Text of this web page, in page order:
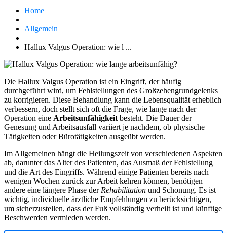
Home
Allgemein
Hallux Valgus Operation: wie l ...
Die Hallux Valgus Operation ist ein Eingriff, der häufig
durchgeführt wird, um Fehlstellungen des Großzehengrundgelenks
zu korrigieren. Diese Behandlung kann die Lebensqualität erheblich
verbessern, doch stellt sich oft die Frage, wie lange nach der
Operation eine Arbeitsunfähigkeit besteht. Die Dauer der
Genesung und Arbeitsausfall variiert je nachdem, ob physische
Tätigkeiten oder Bürotätigkeiten ausgeübt werden.
Im Allgemeinen hängt die Heilungszeit von verschiedenen Aspekten
ab, darunter das Alter des Patienten, das Ausmaß der Fehlstellung
und die Art des Eingriffs. Während einige Patienten bereits nach
wenigen Wochen zurück zur Arbeit kehren können, benötigen
andere eine längere Phase der Rehabilitation und Schonung. Es ist
wichtig, individuelle ärztliche Empfehlungen zu berücksichtigen,
um sicherzustellen, dass der Fuß vollständig verheilt ist und künftige
Beschwerden vermieden werden.